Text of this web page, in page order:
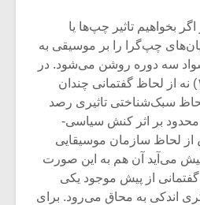
بخواهیم تاثیر چپ‌ها یا
چپ‌گرا را بر موسیقی به
سه دوره روشن می‌شود. در
دوره‌ی اول (دهه‌ی ۱۳۲۰) نه از لحاظ گفتمانی چندان
لحاظ سبک‌شناختی تاثیری رصد
محدود بر اثر کنش سیاسی-
از لحاظ سازمان موسیقایی
می‌آید آن هم به این صورت
از پیش موجود یکی
اندکی به محاق می‌رود. برای